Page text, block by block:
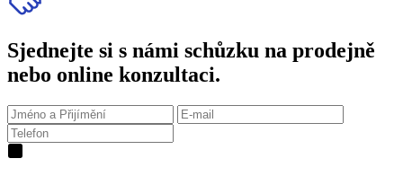
Sjednejte si s námi schůzku na prodejně
nebo online konzultaci.